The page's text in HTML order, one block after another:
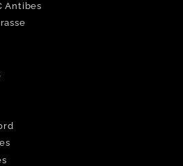
Antibes